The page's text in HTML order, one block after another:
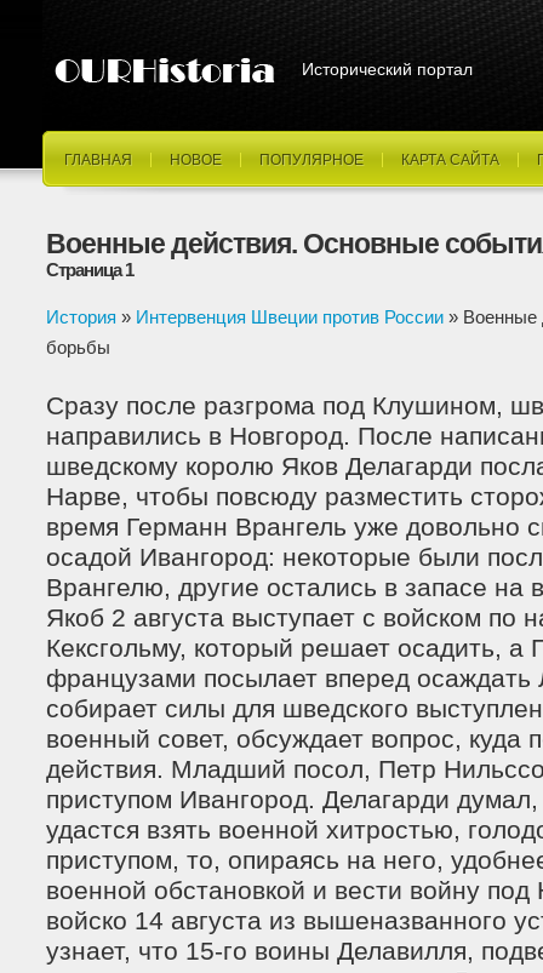
Исторический портал
ГЛАВНАЯ НОВОЕ ПОПУЛЯРНОЕ КАРТА САЙТА
Военные действия. Основные
Страница 1
История » Интервенция Швеции против России » Военные
борьбы
Сразу после разгрома под Клушином,
направились в Новгород. После
шведскому королю Яков Делагарди
Нарве, чтобы повсюду разместить
время Германн Врангель уже довольно
осадой Ивангород: некоторые были
Врангелю, другие остались в запасе на
Якоб 2 августа выступает с войском по
Кексгольму, который решает осадить, а
французами посылает вперед осаждать
собирает силы для шведского
военный совет, обсуждает вопрос, куда
действия. Младший посол, Петр
приступом Ивангород. Делагарди думал,
удастся взять военной хитростью,
приступом, то, опираясь на него,
военной обстановкой и вести войну
войско 14 августа из вышеназванного
узнает, что 15-го воины Делавилля,